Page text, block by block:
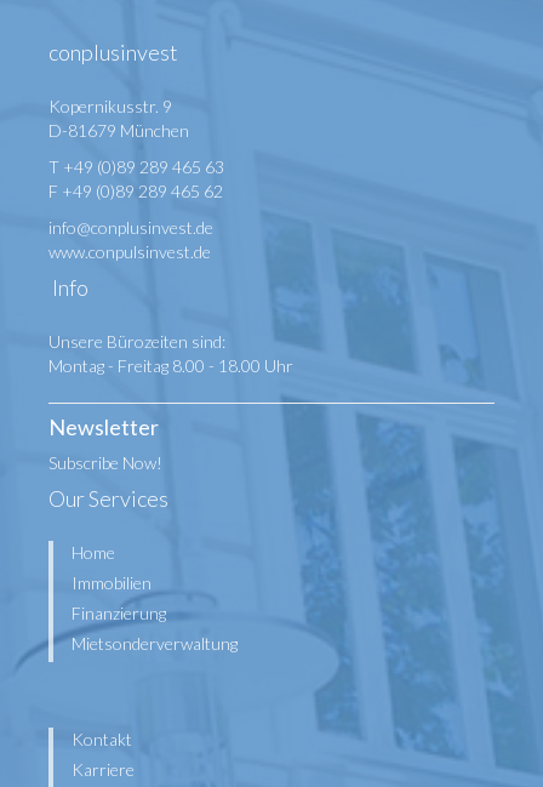
conplusinvest
Kopernikusstr. 9
D-81679 München
T +49 (0)89 289 465 63
F +49 (0)89 289 465 62
info@conplusinvest.de
www.conpulsinvest.de
Info
Unsere Bürozeiten sind:
Montag - Freitag 8.00 - 18.00 Uhr
Newsletter
Subscribe Now!
Our Services
Home
Immobilien
Finanzierung
Mietsonderverwaltung
Kontakt
Karriere